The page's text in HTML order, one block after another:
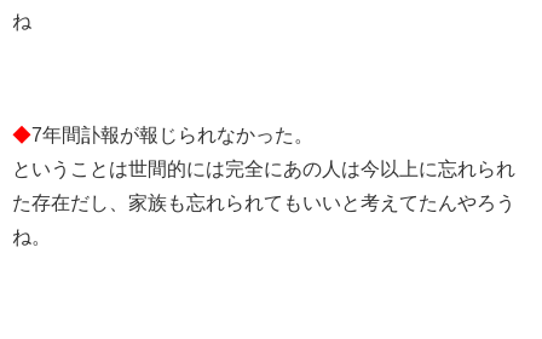
ね
◆7年間訃報が報じられなかった。
ということは世間的には完全にあの人は今以上に忘れられ
た存在だし、家族も忘れられてもいいと考えてたんやろう
ね。